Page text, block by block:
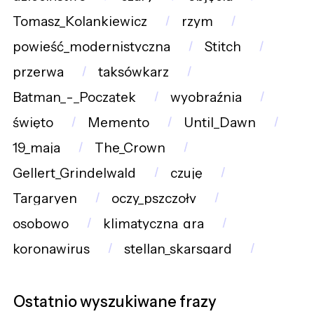
Tomasz_Kolankiewicz
rzym
powieść_modernistyczna
Stitch
przerwa
taksówkarz
Batman_-_Początek
wyobraźnia
święto
Memento
Until_Dawn
19_maja
The_Crown
Gellert_Grindelwald
czuję
Targaryen
oczy_pszczoły
osobowo
klimatyczna_gra
koronawirus
stellan_skarsgard
Ostatnio wyszukiwane frazy